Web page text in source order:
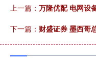
上一篇： 万隆优配 电网设
下一篇： 财盛证券 墨西哥